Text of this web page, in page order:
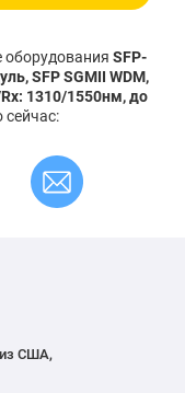
оборудования SFP-
SFP SGMII WDM,
1310/1550нм, до
из США,